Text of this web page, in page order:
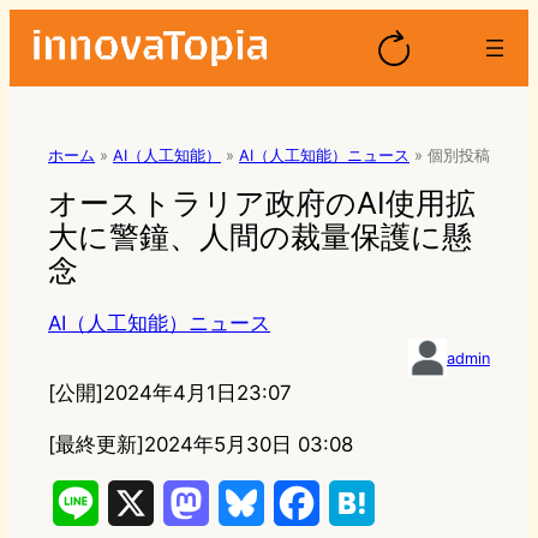
ホーム » AI（人工知能） » AI（人工知能）ニュース » 個別投稿
オーストラリア政府のAI使用拡
大に警鐘、人間の裁量保護に懸
念
AI（人工知能）ニュース
admin
[公開]2024年4月1日23:07
[最終更新]2024年5月30日 03:08